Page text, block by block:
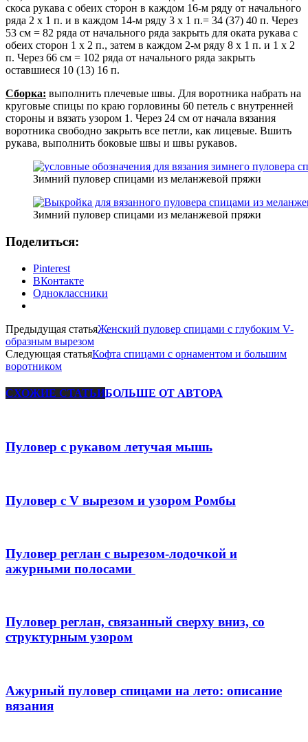
скоса рукава с обеих сторон в каждом 16-м ряду от начального
ряда 2 x 1 п. и в каждом 14-м ряду 3 х 1 п.= 34 (37) 40 п. Через
53 см = 82 ряда от начального ряда закрыть для оката рукава с
обеих сторон 1 х 2 п., затем в каждом 2-м ряду 8 х 1 п. и 1 х 2
п. Через 66 см = 102 ряда от начального ряда закрыть
оставшиеся 10 (13) 16 п.
Сборка: выполнить плечевые швы. Для воротника набрать на
круговые спицы по краю горловины 60 петель с внутренней
стороны и вязать узором 1. Через 24 см от начала вязания
воротника свободно закрыть все петли, как лицевые. Вшить
рукава, выполнить боковые швы и швы рукавов.
Зимний пуловер спицами из меланжевой пряжи
Зимний пуловер спицами из меланжевой пряжи
Поделиться:
Pinterest
ВКонтакте
Одноклассники
Предыдущая статьяЖенский пуловер спицами с глубоким V-
образным вырезом
Следующая статьяКофта спицами с орнаментом и большим
воротником
СХОЖИЕ СТАТЬИБОЛЬШЕ ОТ АВТОРА
Пуловер с рукавом летучая мышь
Пуловер с V вырезом и узором Ромбы
Пуловер реглан с вырезом-лодочкой и
ажурными полосами
Пуловер реглан, связанный сверху вниз, со
структурным узором
Ажурный пуловер спицами на лето: описание
вязания